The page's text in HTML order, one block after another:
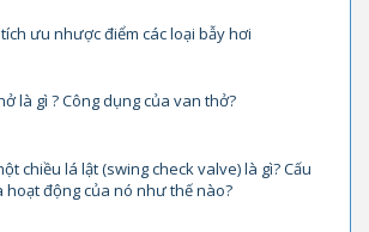
ưu nhược điểm các loại bẫy hơi
là gì ? Công dụng của van thở?
chiều lá lật (swing check valve) là gì? Cấu
hoạt động của nó như thế nào?